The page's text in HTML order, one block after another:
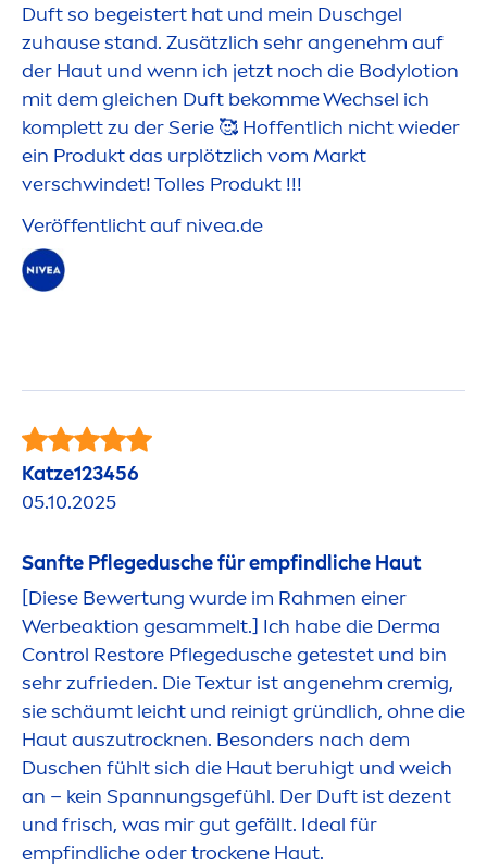
Duft so begeistert hat und mein Duschgel
zuhause stand. Zusätzlich sehr angenehm auf
der Haut und wenn ich jetzt noch die Bodylotion
mit dem gleichen Duft bekomme Wechsel ich
komplett zu der Serie 🥰 Hoffentlich nicht wieder
ein Produkt das urplötzlich vom Markt
verschwindet! Tolles Produkt !!!
Veröffentlicht auf nivea.de
Katze123456
05.10.2025
Sanfte Pflegedusche für empfindliche Haut
[Diese Bewertung wurde im Rahmen einer
Werbeaktion gesammelt.] Ich habe die Derma
Control Restore Pflegedusche getestet und bin
sehr zufrieden. Die Textur ist angenehm cremig,
sie schäumt leicht und reinigt gründlich, ohne die
Haut auszutrocknen. Besonders nach dem
Duschen fühlt sich die Haut beruhigt und weich
an – kein Spannungsgefühl. Der Duft ist dezent
und frisch, was mir gut gefällt. Ideal für
empfindliche oder trockene Haut.